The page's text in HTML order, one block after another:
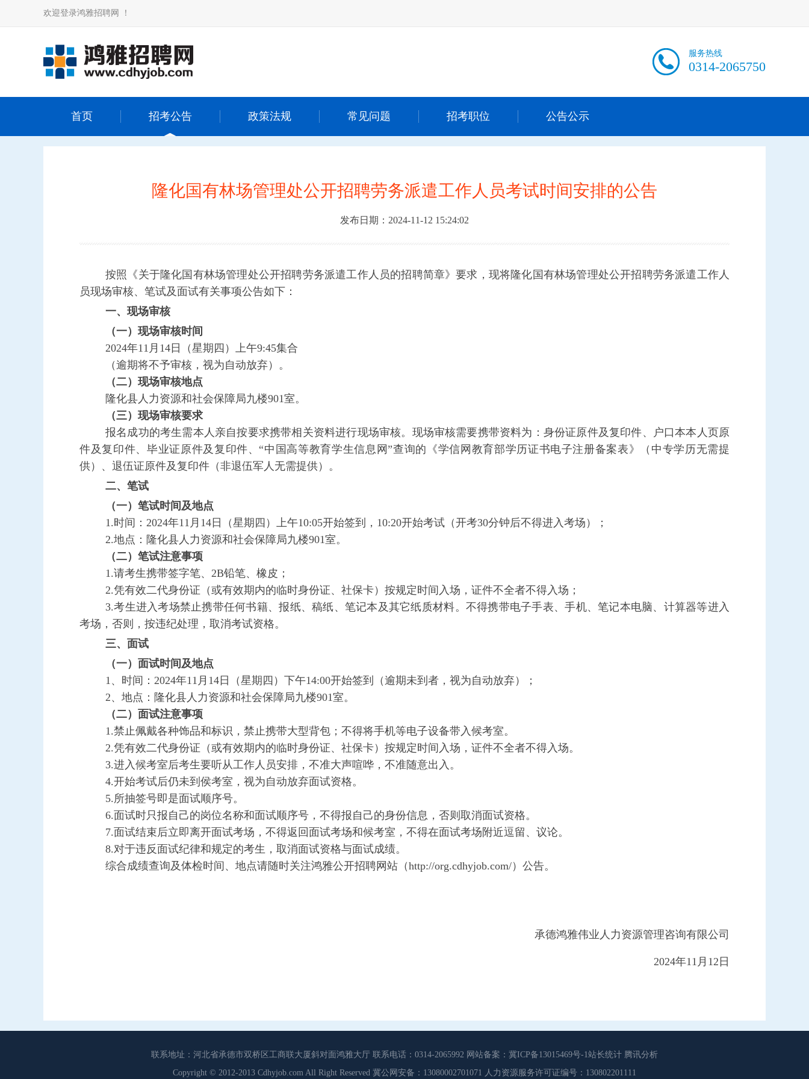
欢迎登录鸿雅招聘网 ！
服务热线
0314-2065750
首页 招考公告 政策法规 常见问题 招考职位 公告公示
隆化国有林场管理处公开招聘劳务派遣工作人员考试时间安排的公告
发布日期：2024-11-12 15:24:02
按照《关于隆化国有林场管理处公开招聘劳务派遣工作人员的招聘简章》要求，现将隆化国有林场管理处公开招聘劳务派遣工作人
员现场审核、笔试及面试有关事项公告如下：
一、 现场审核
（一）现场审核时间
2024年11 月 14 日 （星期四）上午9:45集合
（逾期将不予审核，视为自动放弃） 。
（二）现场审核地点
隆化县人力资源和社会保障局九楼901室。
（三）现场审核要求
报名成功的考生需本人亲自按要求携带相关资料进行现场审核。 现场审核需要携带资料为：身份证原件及复印件、户口本本人页原
件及复印件、毕业证原件及复印件、 “中国高等教育学生信息网”查询的《学信网教育部学历证书电子注册备案表》（中专学历无需提
供）、退伍证原件及复印件（非退伍军人无需提供）。
二、 笔试
（一）笔试时间及地点
1.时间： 2024年11 月 14 日 （星期四）上午10:05开始签到， 10:20开始考试（开考30分钟后不得进入考场）
；
2.地点： 隆化县人力资源和社会保障局九楼901室。
（二）笔试注意事项
1.请考生携带签字笔、 2B铅笔、橡皮；
2.凭有效二代身份证（或有效期内的临时身份证、社保卡）按规定时间入场，证件不全者不得入场；
3.考生进入考场禁止携带任何书籍、报纸、稿纸、笔记本及其它纸质材料。不得携带电子手表、手机、笔记本电脑、计算器等进入
考场，否则，按违纪处理，取消考试资格。
三、 面试
（一）面试时间及地点
1、时间： 2024年11 月 14 日 （星期四） 下午14:00开始签到 （逾期未到者 ，视为自动放弃）
；
2、地点： 隆化县人力资源和社会保障局九楼901室。
（二）面试注意事项
1.禁止佩戴各种饰品和标识，禁止携带大型背包；不得将手机等电子设备带入候考室。
2.凭有效二代身份证（或有效期内的临时身份证、社保卡）按规定时间入场，证件不全者不得入场。
3.进入候考室后考生要听从工作人员安排，不准大声喧哗，不准随意出入。
4.开始考试后仍未到侯考室，视为自动放弃面试资格。
5.所抽签号即是面试顺序号。
6.面试时只报自己的岗位名称和面试顺序号，不得报自己的身份信息，否则取消面试资格。
7.面试结束后立即离开面试考场，不得返回面试考场和候考室，不得在面试考场附近逗留、议论。
8.对于违反面试纪律和规定的考生，取消面试资格与面试成绩。
综合成绩查询及体检时间、地点请随时关注鸿雅公开招聘网站（http://org.cdhyjob.com/）公告。
承德鸿雅伟业人力资源管理咨询有限公司
2024年11 月 12 日
联系地址：河北省承德市双桥区工商联大厦斜对面鸿雅大厅 联系电话：0314-2065992 网站备案：冀ICP备13015469号-1站长统计 腾讯分析
Copyright © 2012-2013 Cdhyjob.com All Right Reserved 冀公网安备：13080002701071 人力资源服务许可证编号：130802201111